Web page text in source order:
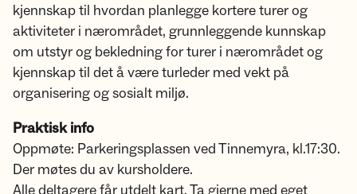
kjennskap til hvordan planlegge kortere turer og
aktiviteter i nærområdet, grunnleggende kunnskap
om utstyr og bekledning for turer i nærområdet og
kjennskap til det å være turleder med vekt på
organisering og sosialt miljø.
Praktisk info
Oppmøte: Parkeringsplassen ved Tinnemyra, kl.17:30.
Der møtes du av kursholdere.
Alle deltagere får utdelt kart. Ta gjerne med eget